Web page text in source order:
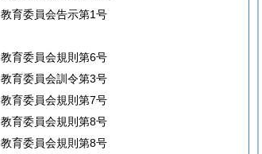
教育委員会告示第1号
教育委員会規則第6号
教育委員会訓令第3号
教育委員会規則第7号
教育委員会規則第8号
教育委員会規則第8号